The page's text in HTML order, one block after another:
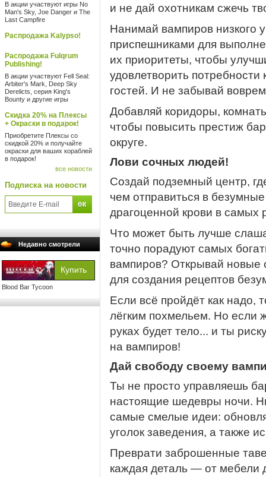
В акции участвуют игры No
Man's Sky, Joe Danger и The
Last Campfire
Распродажа Kalypso!
Распродажа Fulqrum
Publishing!
В акции участвуют Fell Seal:
Arbiter's Mark, Deep Sky
Derelicts, серия King's
Bounty и другие игры
Скидка 20% на Плексы
+ Окраски в подарок!
Приобретите Плексы со
скидкой 20% и получайте
окраски для ваших кораблей
в подарок!
все новости
Подписка на новости
Недавно смотрели
Blood Bar Tycoon
и не дай охотникам сжечь
Нанимай вампиров низкого
приспешниками для
их приоритеты, чтобы
удовлетворить
гостей. И не забывай
Добавляй коридоры,
чтобы повысить престиж
округе.
Лови сочных людей!
Создай подземный центр,
чем отправиться в
драгоценной крови в
Что может быть лучше
точно порадуют самых
вампиров? Открывай новые
для создания рецептов
Если всё пройдёт как надо,
лёгким похмельем. Но если
руках будет тело... и ты
на вампиров!
Дай свободу своему
Ты не просто управляешь
настоящие шедевры ночи.
самые смелые идеи:
уголок заведения, а также
Преврати заброшенные
каждая деталь — от